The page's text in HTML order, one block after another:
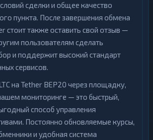
сделки и общее качество
пункта. После завершения обмена
стоит также оставить свой отзыв —
пользователям сделать
и поддержит высокий стандарт
сервисов.
на Tether BEP20 через площадку,
мониторинге — это быстрый,
способ управления
Постоянно обновляемые курсы,
и удобная система